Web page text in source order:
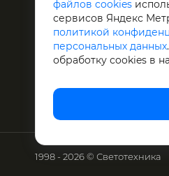
Склад "Светотехника"
Благовещенск,
1998 - 2026 © Светотехника
файлов cookies
сервисов Яндекс
политикой
персональных данных
обработку сookies в